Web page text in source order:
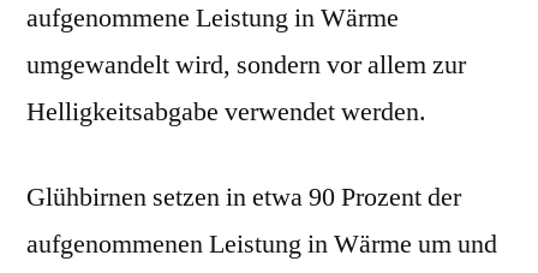
aufgenommene Leistung in Wärme
umgewandelt wird, sondern vor allem zur
Helligkeitsabgabe verwendet werden.
Glühbirnen setzen in etwa 90 Prozent der
aufgenommenen Leistung in Wärme um und